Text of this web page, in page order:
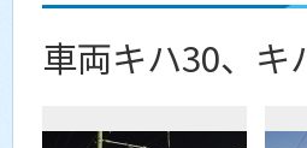
車両キハ30、キ